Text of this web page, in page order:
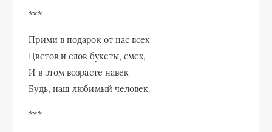
***
Прими в подарок от нас всех
Цветов и слов букеты, смех,
И в этом возрасте навек
Будь, наш любимый человек.
***